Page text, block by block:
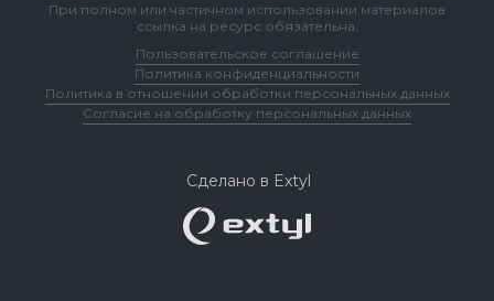
При полном или частичном использовании материалов
ссылка на ресурс обязательна.
Пользовательское соглашение
Политика конфиденциальности
Политика в отношении обработки персональных данных
Согласие на обработку персональных данных
Сделано в Extyl